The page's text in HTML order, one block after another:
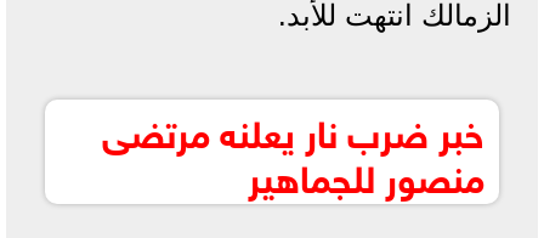
الزمالك انتهت للأبد.
خبر ضرب نار يعلنه مرتضى
منصور للجماهير